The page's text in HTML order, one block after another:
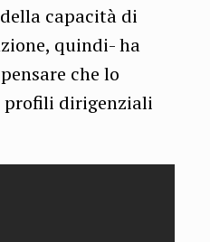
capacità di
quindi- ha
che lo
profili dirigenziali